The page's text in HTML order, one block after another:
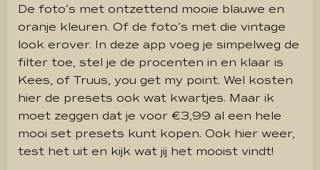
De foto’s met ontzettend mooie blauwe en
oranje kleuren. Of de foto’s met die vintage
look erover. In deze app voeg je simpelweg de
filter toe, stel je de procenten in en klaar is
Kees, of Truus, you get my point. Wel kosten
hier de presets ook wat kwartjes. Maar ik
moet zeggen dat je voor €3,99 al een hele
mooi set presets kunt kopen. Ook hier weer,
test het uit en kijk wat jij het mooist vindt!